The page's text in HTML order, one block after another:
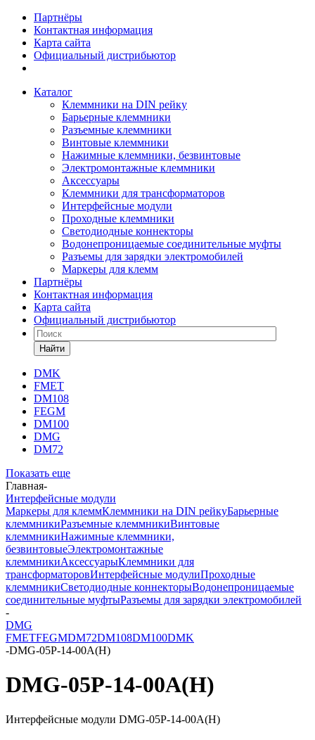
Партнёры
Контактная информация
Карта сайта
Официальный дистрибьютор
Каталог
Клеммники на DIN рейку
Барьерные клеммники
Разъемные клеммники
Винтовые клеммники
Нажимные клеммники, безвинтовые
Электромонтажные клеммники
Аксессуары
Клеммники для трансформаторов
Интерфейсные модули
Проходные клеммники
Светодиодные коннекторы
Водонепроницаемые соединительные муфты
Разъемы для зарядки электромобилей
Маркеры для клемм
Партнёры
Контактная информация
Карта сайта
Официальный дистрибьютор
Найти
DMK
FMET
DM108
FEGM
DM100
DMG
DM72
Показать еще
Главная-
Интерфейсные модули
Маркеры для клеммКлеммники на DIN рейкуБарьерные
клеммникиРазъемные клеммникиВинтовые
клеммникиНажимные клеммники,
безвинтовыеЭлектромонтажные
клеммникиАксессуарыКлеммники для
трансформаторовИнтерфейсные модулиПроходные
клеммникиСветодиодные коннекторыВодонепроницаемые
соединительные муфтыРазъемы для зарядки электромобилей
-
DMG
FMETFEGMDM72DM108DM100DMK
-DMG-05P-14-00A(H)
DMG-05P-14-00A(H)
Интерфейсные модули DMG-05P-14-00A(H)